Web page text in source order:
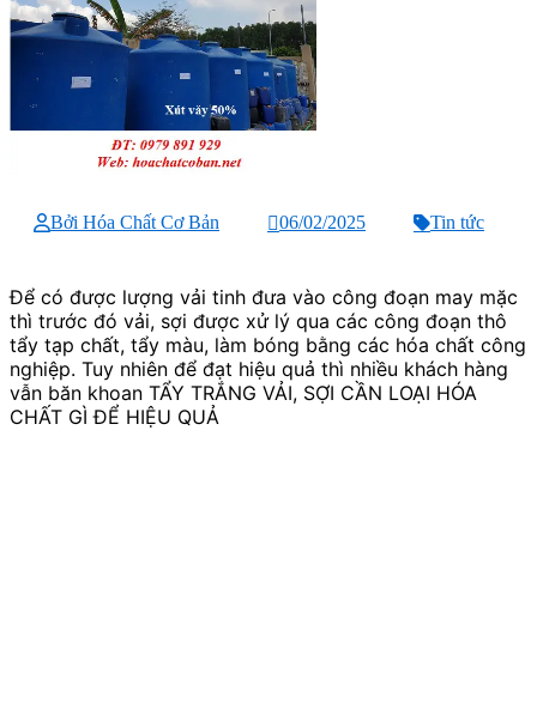
Bởi Hóa Chất Cơ Bản 06/02/2025 Tin tức
Để có được lượng vải tinh đưa vào công đoạn may mặc
thì trước đó vải, sợi được xử lý qua các công đoạn thô
tẩy tạp chất, tẩy màu, làm bóng bằng các hóa chất công
nghiệp. Tuy nhiên để đạt hiệu quả thì nhiều khách hàng
vẫn băn khoan TẨY TRẮNG VẢI, SỢI CẦN LOẠI HÓA
CHẤT GÌ ĐỂ HIỆU QUẢ